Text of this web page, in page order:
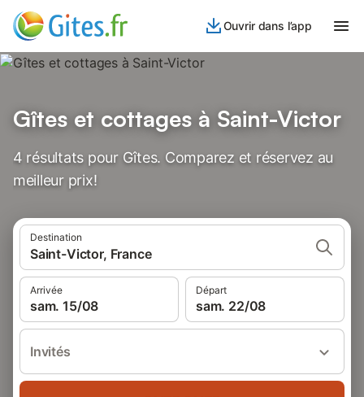
Ouvrir dans l’app
Gîtes et cottages à Saint-Victor
4 résultats pour Gîtes. Comparez et réservez au
meilleur prix!
Destination
Saint-Victor, France
Arrivée
sam. 15/08
Départ
sam. 22/08
Invités